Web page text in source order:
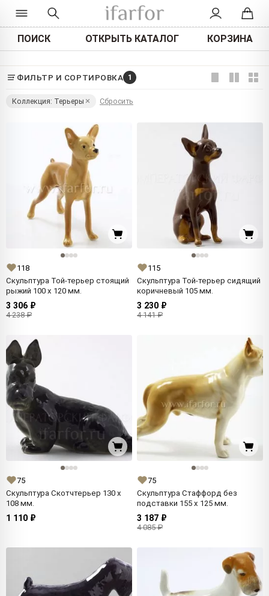
ПОИСК ОТКРЫТЬ КАТАЛОГ КОРЗИНА
ФИЛЬТР И СОРТИРОВКА 1
Коллекция: Терьеры Сбросить
118
Скульптура Той-терьер стоящий
рыжий 100 x 120 мм.
3 306 ₽
4 238 ₽
115
Скульптура Той-терьер сидящий
коричневый 105 мм.
3 230 ₽
4 141 ₽
75
Скульптура Скотчтерьер 130 x
108 мм.
1 110 ₽
75
Скульптура Стаффорд без
подставки 155 x 125 мм.
3 187 ₽
4 085 ₽